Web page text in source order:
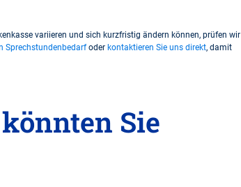
variieren und sich kurzfristig ändern können, prüfen wir
Sprechstundenbedarfoder kontaktieren Sie uns direkt, damit
Sie